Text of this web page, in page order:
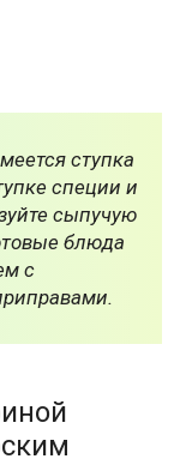
ступка
специи и
сыпучую
блюда
с